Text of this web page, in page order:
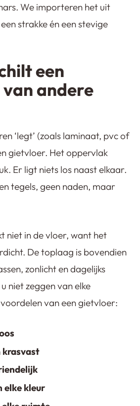
We importeren het uit
strakke én een stevige
een
andere
‘legt’ (zoals laminaat, pvc of
gietvloer. Het oppervlak
Er ligt niets los naast elkaar.
tegels, geen naden, maar
niet in de vloer, want het
De toplaag is bovendien
zonlicht en dagelijks
niet zeggen van elke
van een gietvloer:
krasvast
elke kleur